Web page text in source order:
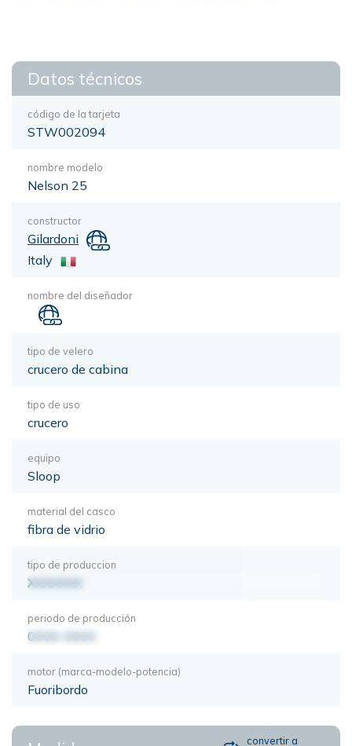
Datos técnicos
código de la tarjeta
STW002094
nombre modelo
Nelson 25
constructor
Gilardoni
Italy
nombre del diseñador
tipo de velero
crucero de cabina
tipo de uso
crucero
equipo
Sloop
material del casco
fibra de vidrio
tipo de produccion
XXXXXXX
periodo de producción
0000-0000
motor (marca-modelo-potencia)
Fuoribordo
convertir a